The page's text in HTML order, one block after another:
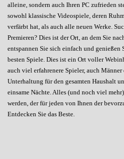
alleine, sondern auch Ihren PC zufrieden
sowohl klassische Videospiele, deren
verfärbt hat, als auch alle neuen Werke.
Premieren? Dies ist der Ort, an dem Sie
entspannen Sie sich einfach und
besten Spiele. Dies ist ein Ort voller
auch viel erfahrenere Spieler, auch
Unterhaltung für den gesamten Haushalt
einsame Nächte. Alles (und noch viel
werden, der für jeden von Ihnen der
Entdecken Sie das Beste.